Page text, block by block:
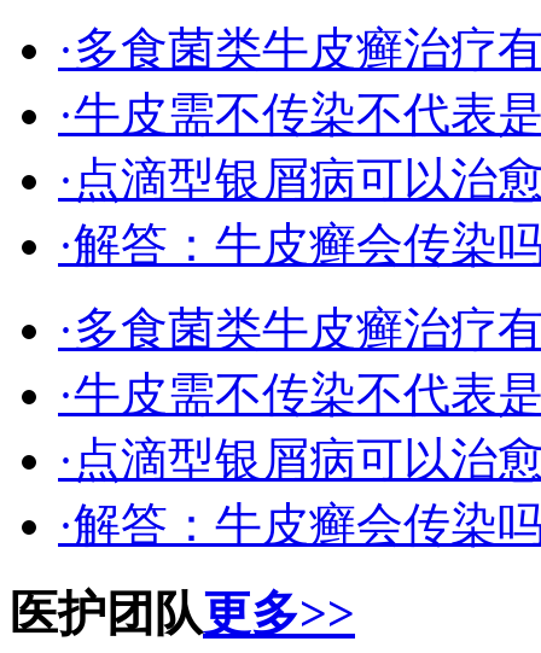
·多食菌类牛皮癣治疗
·牛皮需不传染不代表
·点滴型银屑病可以治
·解答：牛皮癣会传染
·多食菌类牛皮癣治疗
·牛皮需不传染不代表
·点滴型银屑病可以治
·解答：牛皮癣会传染
医护团队更多>>